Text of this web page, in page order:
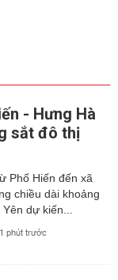
- Hưng Hà
sắt đô thị
Phố Hiến đến xã
chiều dài khoảng
dự kiến...
phút trước